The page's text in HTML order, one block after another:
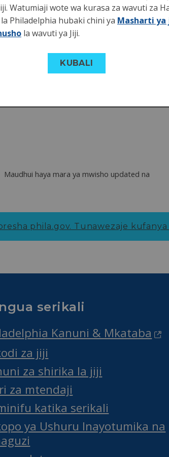
ya ushuru
maji na maji machafu
Philadelphia
Uwanja wa Ndege wa
Maudhui haya mara ya mwisho updated na
phila.gov. Tunawezaje
serikali
Kanuni & Mkataba
za jiji
za shirika la jiji
za mtendaji
katika serikali
ya Ushuru Inayotumika na
Watumiaji wote wa kurasa za wavuti za
Philadelphia hubaki chini ya Masharti ya
la wavuti ya Jiji.
KUBALI